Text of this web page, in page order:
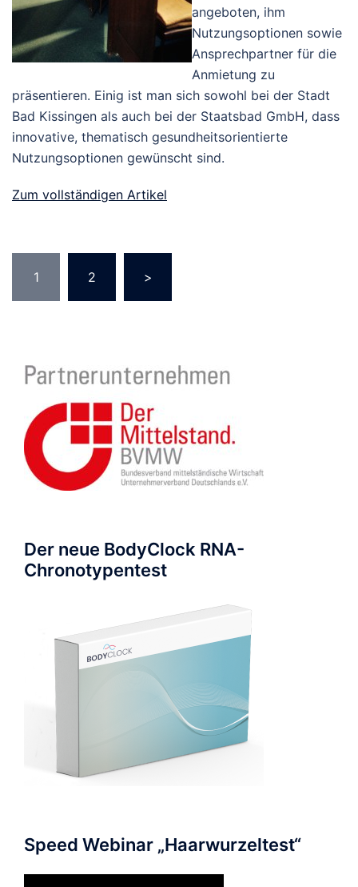
angeboten, ihm
Nutzungsoptionen sowie
Ansprechpartner für die
Anmietung zu
präsentieren. Einig ist man sich sowohl bei der Stadt
Bad Kissingen als auch bei der Staatsbad GmbH, dass
innovative, thematisch gesundheitsorientierte
Nutzungsoptionen gewünscht sind.
Zum vollständigen Artikel
der
Beiträge
1 2 >
Der neue BodyClock RNA-
Chronotypentest
Speed Webinar „Haarwurzeltest“